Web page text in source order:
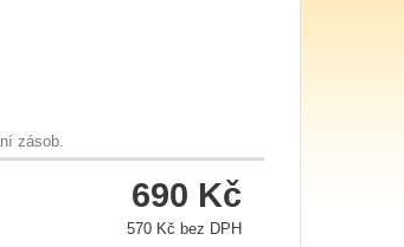
zásob.
690 Kč
570 Kč bez DPH